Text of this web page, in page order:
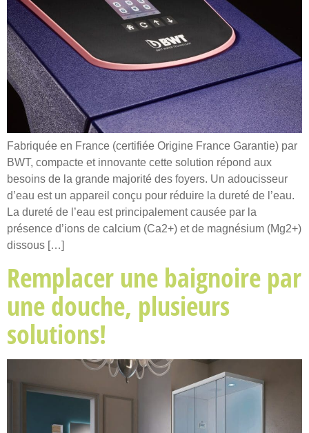
Fabriquée en France (certifiée Origine France Garantie) par
BWT, compacte et innovante cette solution répond aux
besoins de la grande majorité des foyers. Un adoucisseur
d’eau est un appareil conçu pour réduire la dureté de l’eau.
La dureté de l’eau est principalement causée par la
présence d’ions de calcium (Ca2+) et de magnésium (Mg2+)
dissous […]
Remplacer une baignoire par
une douche, plusieurs
solutions!